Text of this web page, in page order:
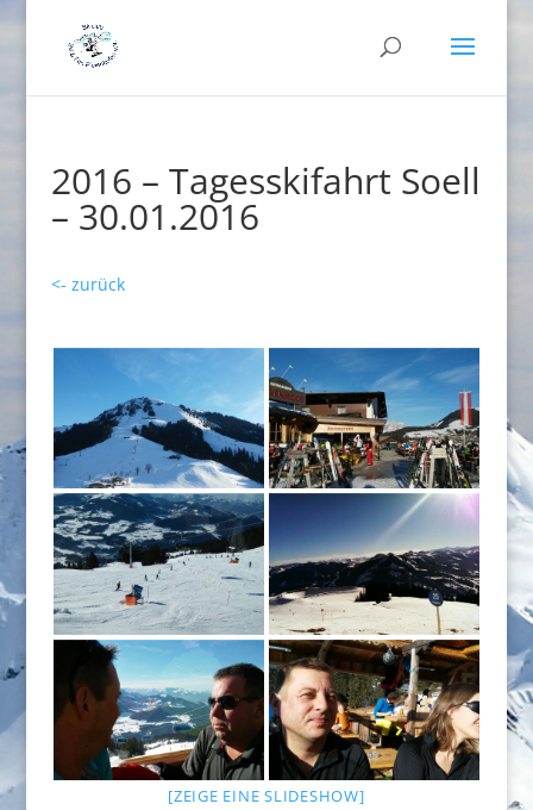
2016 – Tagesskifahrt Soell
– 30.01.2016
<- zurück
[ZEIGE EINE SLIDESHOW]